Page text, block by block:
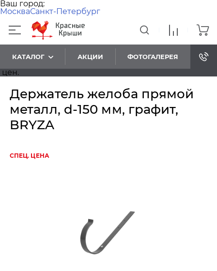
Ваш город:
МоскваСанкт-Петербург
КАТАЛОГ АКЦИИ ФОТОГАЛЕРЕЯ
Держатель желоба прямой
металл, d-150 мм, графит,
BRYZA
СПЕЦ. ЦЕНА